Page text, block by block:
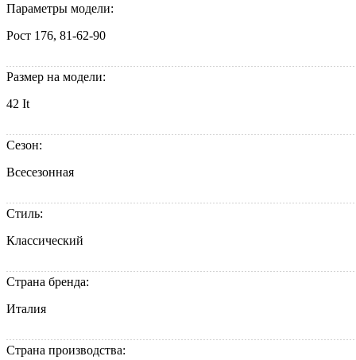
Параметры модели:
Рост 176, 81-62-90
Размер на модели:
42 It
Сезон:
Всесезонная
Стиль:
Классический
Страна бренда:
Италия
Страна производства: